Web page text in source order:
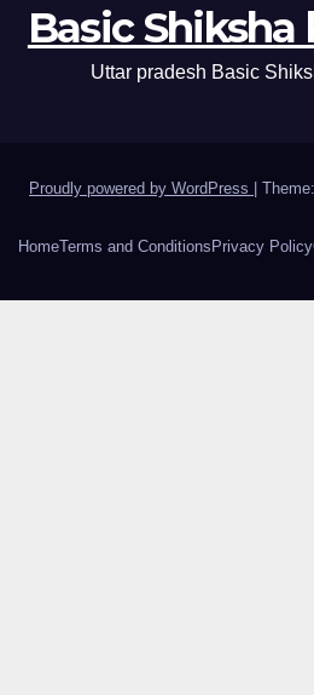
Basic Shiksha
Uttar pradesh Basic
Proudly powered by WordPress |
HomeTerms and Conditions Privacy Policy